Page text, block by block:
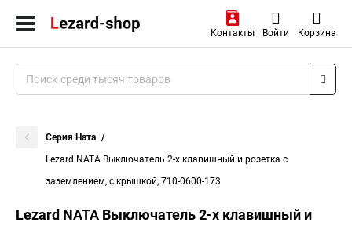
Контакты Войти Корзина
Серия Ната
Lezard NATA Выключатель 2-х клавишный и розетка с
заземлением, с крышкой, 710-0600-173
Lezard NATA Выключатель 2-х клавишный и